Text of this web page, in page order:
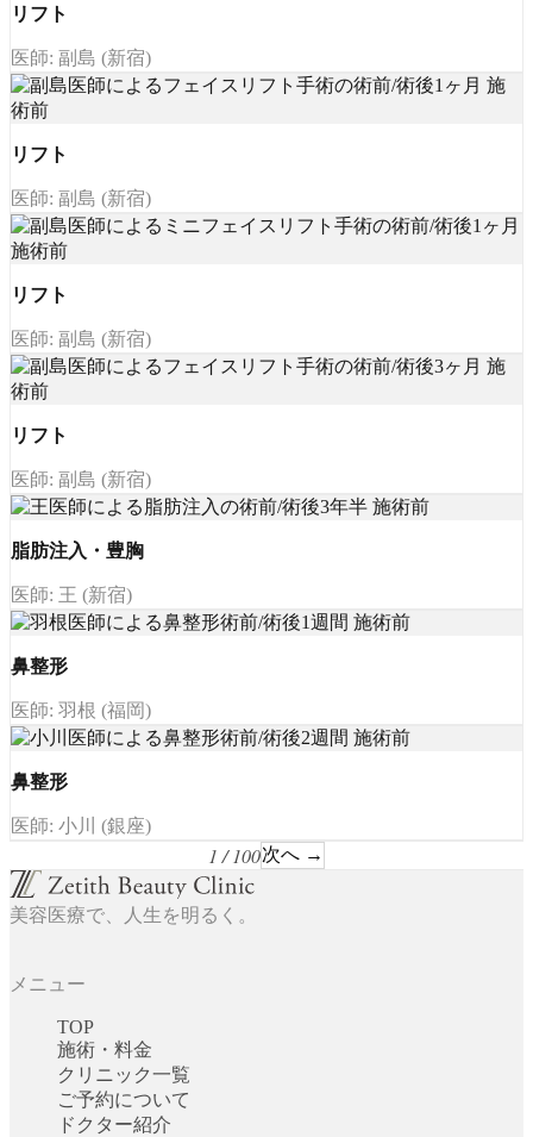
リフト
医師: 副島 (新宿)
リフト
医師: 副島 (新宿)
リフト
医師: 副島 (新宿)
リフト
医師: 副島 (新宿)
脂肪注入・豊胸
医師: 王 (新宿)
鼻整形
医師: 羽根 (福岡)
鼻整形
医師: 小川 (銀座)
1 / 100次へ →
美容医療で、人生を明るく。
メニュー
TOP
施術・料金
クリニック一覧
ご予約について
ドクター紹介